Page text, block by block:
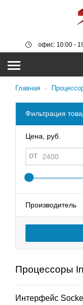
офис: 10:00 -
Главная -
Фильтрация
Цена, руб.
от
Производитель
Процессоры
Интерфейс